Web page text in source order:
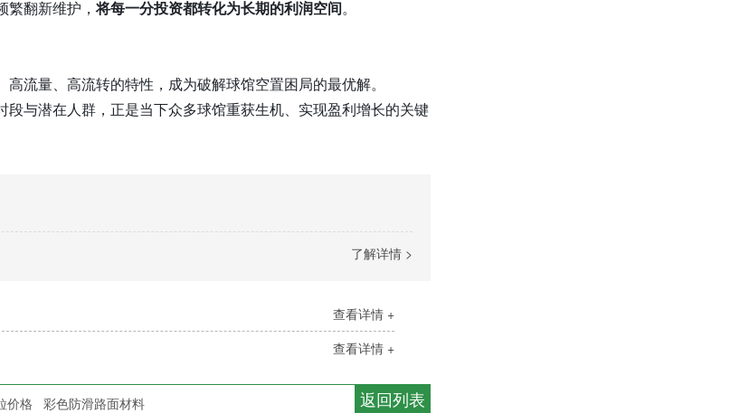
繁翻新维护，将每一分投资都转化为长期的利润空间。
流量、高流转的特性，成为破解球馆空置困局的最优解。
与潜在人群，正是当下众多球馆重获生机、实现盈利增长的关键
了解详情 >
查看详情 +
查看详情 +
返回列表
价格 彩色防滑路面材料